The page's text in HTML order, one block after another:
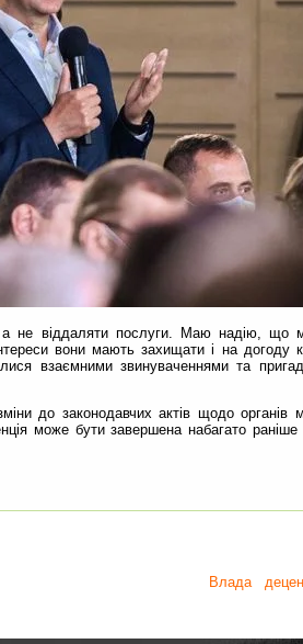
не віддаляти послуги. Маю надію, що
вони мають захищати і на догоду
взаємними звинуваченнями та
до законодавчих актів щодо органів
може бути завершена набагато раніше
Влада